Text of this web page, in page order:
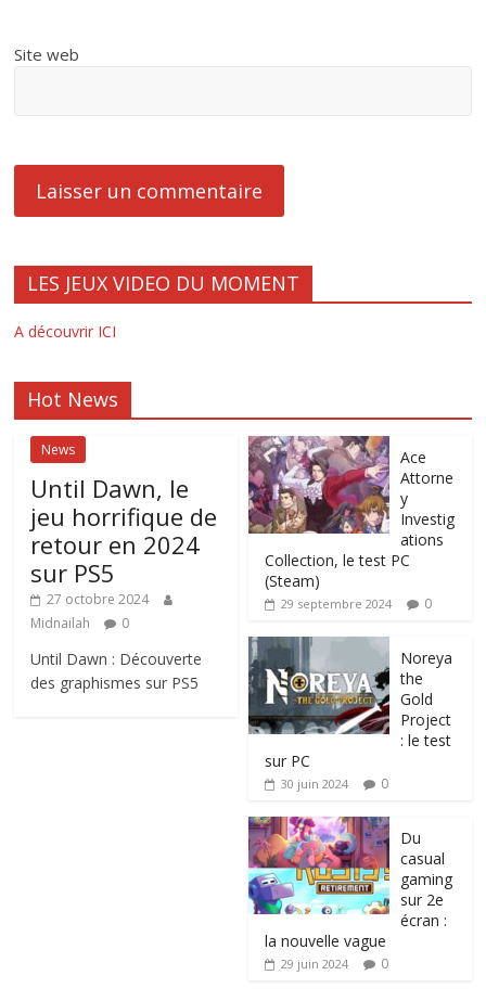
Site web
LES JEUX VIDEO DU MOMENT
A découvrir ICI
Hot News
News
Until Dawn, le
jeu horrifique de
retour en 2024
sur PS5
27 octobre 2024
Midnailah
0
Until Dawn : Découverte
des graphismes sur PS5
Ace
Attorne
y
Investig
ations
Collection, le test PC
(Steam)
29 septembre 2024 0
Noreya
the
Gold
Project
: le test
sur PC
30 juin 2024 0
Du
casual
gaming
sur 2e
écran :
la nouvelle vague
29 juin 2024 0